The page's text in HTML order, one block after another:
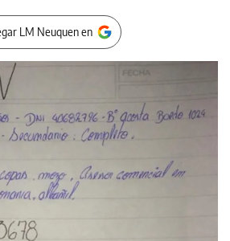
LM Neuquen en